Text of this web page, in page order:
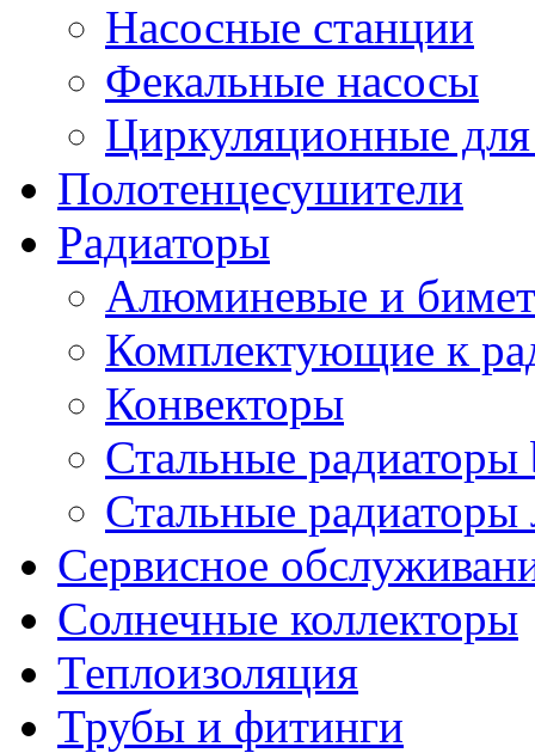
Насосные станции
Фекальные насосы
Циркуляционные для
Полотенцесушители
Радиаторы
Алюминевые и
Комплектующие к
Конвекторы
Стальные радиаторы
Стальные радиаторы
Сервисное
Солнечные коллекторы
Теплоизоляция
Трубы и фитинги